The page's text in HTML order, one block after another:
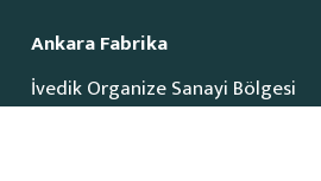
Ankara Fabrika
İvedik Organize Sanayi Bölgesi